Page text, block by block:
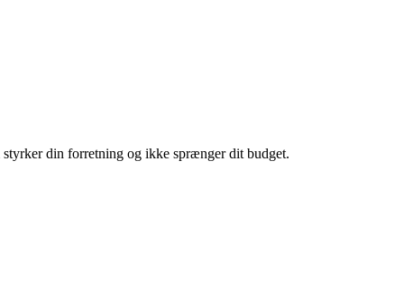
din forretning og ikke sprænger dit budget.